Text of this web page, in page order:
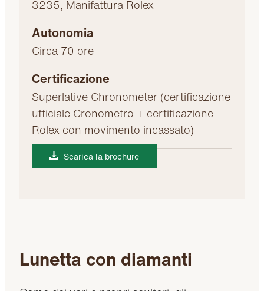
3235, Manifattura Rolex
Autonomia
Circa 70 ore
Certificazione
Superlative Chronometer (certificazione
ufficiale Cronometro + certificazione
Rolex con movimento incassato)
Scarica la brochure
Lunetta con diamanti